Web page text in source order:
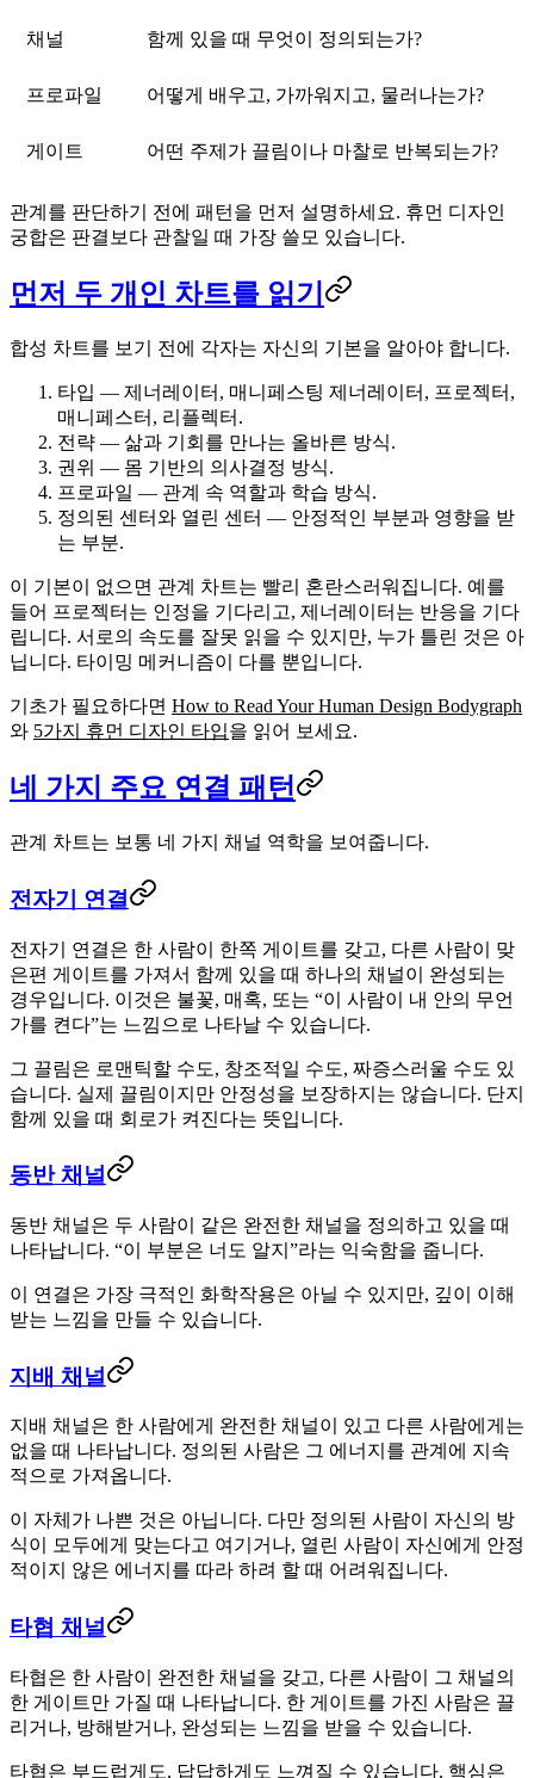
채널 함께 있을 때 무엇이 정의되는가?
프로파일 어떻게 배우고, 가까워지고, 물러나는가?
게이트 어떤 주제가 끌림이나 마찰로 반복되는가?
관계를 판단하기 전에 패턴을 먼저 설명하세요. 휴먼 디자인
궁합은 판결보다 관찰일 때 가장 쓸모 있습니다.
먼저 두 개인 차트를 읽기
합성 차트를 보기 전에 각자는 자신의 기본을 알아야 합니다.
타입 — 제너레이터, 매니페스팅 제너레이터, 프로젝터,
매니페스터, 리플렉터.
전략 — 삶과 기회를 만나는 올바른 방식.
권위 — 몸 기반의 의사결정 방식.
프로파일 — 관계 속 역할과 학습 방식.
정의된 센터와 열린 센터 — 안정적인 부분과 영향을 받
는 부분.
이 기본이 없으면 관계 차트는 빨리 혼란스러워집니다. 예를
들어 프로젝터는 인정을 기다리고, 제너레이터는 반응을 기다
립니다. 서로의 속도를 잘못 읽을 수 있지만, 누가 틀린 것은 아
닙니다. 타이밍 메커니즘이 다를 뿐입니다.
기초가 필요하다면 How to Read Your Human Design Bodygraph
와 5가지 휴먼 디자인 타입을 읽어 보세요.
네 가지 주요 연결 패턴
관계 차트는 보통 네 가지 채널 역학을 보여줍니다.
전자기 연결
전자기 연결은 한 사람이 한쪽 게이트를 갖고, 다른 사람이 맞
은편 게이트를 가져서 함께 있을 때 하나의 채널이 완성되는
경우입니다. 이것은 불꽃, 매혹, 또는 “이 사람이 내 안의 무언
가를 켠다”는 느낌으로 나타날 수 있습니다.
그 끌림은 로맨틱할 수도, 창조적일 수도, 짜증스러울 수도 있
습니다. 실제 끌림이지만 안정성을 보장하지는 않습니다. 단지
함께 있을 때 회로가 켜진다는 뜻입니다.
동반 채널
동반 채널은 두 사람이 같은 완전한 채널을 정의하고 있을 때
나타납니다. “이 부분은 너도 알지”라는 익숙함을 줍니다.
이 연결은 가장 극적인 화학작용은 아닐 수 있지만, 깊이 이해
받는 느낌을 만들 수 있습니다.
지배 채널
지배 채널은 한 사람에게 완전한 채널이 있고 다른 사람에게는
없을 때 나타납니다. 정의된 사람은 그 에너지를 관계에 지속
적으로 가져옵니다.
이 자체가 나쁜 것은 아닙니다. 다만 정의된 사람이 자신의 방
식이 모두에게 맞는다고 여기거나, 열린 사람이 자신에게 안정
적이지 않은 에너지를 따라 하려 할 때 어려워집니다.
타협 채널
타협은 한 사람이 완전한 채널을 갖고, 다른 사람이 그 채널의
한 게이트만 가질 때 나타납니다. 한 게이트를 가진 사람은 끌
리거나, 방해받거나, 완성되는 느낌을 받을 수 있습니다.
타협은 부드럽게도, 답답하게도 느껴질 수 있습니다. 핵심은